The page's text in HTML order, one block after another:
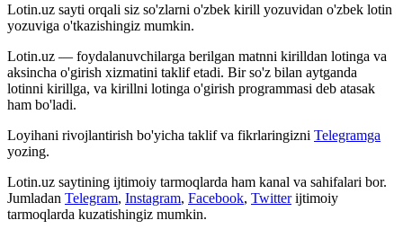
Lotin.uz sayti orqali siz so'zlarni o'zbek kirill yozuvidan o'zbek lotin
yozuviga o'tkazishingiz mumkin.
Lotin.uz — foydalanuvchilarga berilgan matnni kirilldan lotinga va
aksincha o'girish xizmatini taklif etadi. Bir so'z bilan aytganda
lotinni kirillga, va kirillni lotinga o'girish programmasi deb atasak
ham bo'ladi.
Loyihani rivojlantirish bo'yicha taklif va fikrlaringizni Telegramga
yozing.
Lotin.uz saytining ijtimoiy tarmoqlarda ham kanal va sahifalari bor.
Jumladan Telegram, Instagram, Facebook, Twitter ijtimoiy
tarmoqlarda kuzatishingiz mumkin.